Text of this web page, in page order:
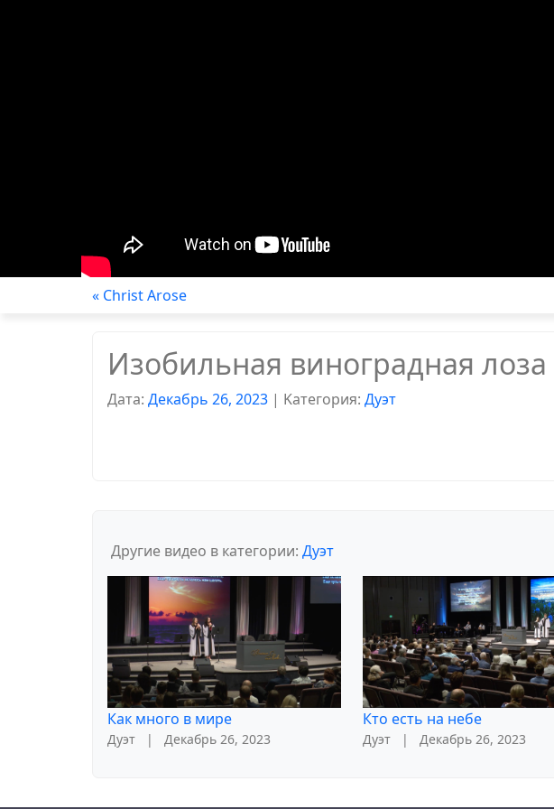
« Christ Arose
Изобильная виноградная лоза
Дата: Декабрь 26, 2023 | Kатегория: Дуэт
Другие видео в категории: Дуэт
Как много в мире
Дуэт | Декабрь 26, 2023
Кто есть на небе
Дуэт| Декабрь 26, 2023